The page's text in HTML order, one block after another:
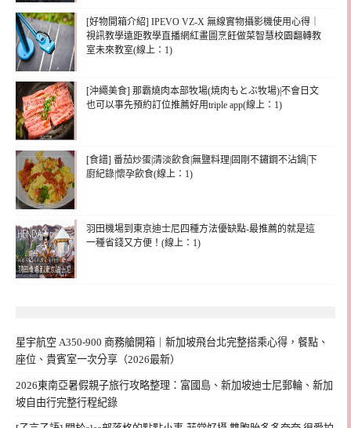
[好物開箱介紹] IPEVO VZ-X 無線實物攝影機使用心得｜
視訊教學遠距教學直播網紅畫圖烹飪做菜智慧校園翻轉教
室未來教室(線上：1)
[沖繩美食] 那霸燒肉本部牧場(焼肉もとぶ牧場)|不會日文
也可以事先預約訂位推薦好用triple app(線上：1)
[食譜] 番茄炒蛋|清淡飲食|無鹽料理|固剛不鏽鋼不沾鍋|下
廚紀錄|懷孕飲食(線上：1)
羽田機場到東京迪士尼四種方法優缺點-最推薦的就是這
一種省錢又方便！(線上：1)
星宇航空 A350-900 商務艙開箱｜新加坡飛台北完整搭乘心得，餐點、
座位、貴賓室一次分享（2026最新）
2026東南亞暑假親子旅行攻略整理：富國島、新加坡迪士尼郵輪、新加
坡自由行完整行程紀錄